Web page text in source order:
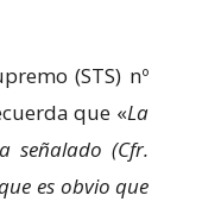
(STS) nº
que «La
señalado (Cfr.
es obvio que